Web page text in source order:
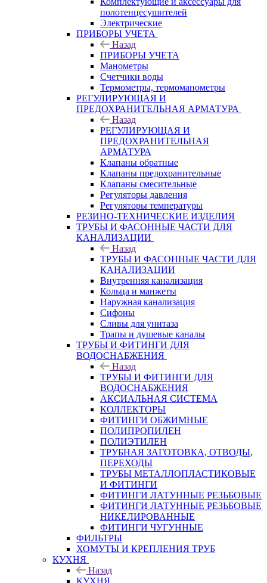
полотенцесушителей
Электрические
ПРИБОРЫ УЧЕТА
Назад
ПРИБОРЫ УЧЕТА
Манометры
Счетчики воды
Термометры, термоманометры
РЕГУЛИРУЮЩАЯ И
ПРЕДОХРАНИТЕЛЬНАЯ АРМАТУРА
Назад
РЕГУЛИРУЮЩАЯ И
ПРЕДОХРАНИТЕЛЬНАЯ
АРМАТУРА
Клапаны обратные
Клапаны предохранительные
Клапаны смесительные
Регуляторы давления
Регуляторы температуры
РЕЗИНО-ТЕХНИЧЕСКИЕ ИЗДЕЛИЯ
ТРУБЫ И ФАСОННЫЕ ЧАСТИ ДЛЯ
КАНАЛИЗАЦИИ
Назад
ТРУБЫ И ФАСОННЫЕ ЧАСТИ ДЛЯ
КАНАЛИЗАЦИИ
Внутренняя канализация
Кольца и манжеты
Наружная канализация
Сифоны
Сливы для унитаза
Трапы и душевые каналы
ТРУБЫ И ФИТИНГИ ДЛЯ
ВОДОСНАБЖЕНИЯ
Назад
ТРУБЫ И ФИТИНГИ ДЛЯ
ВОДОСНАБЖЕНИЯ
АКСИАЛЬНАЯ СИСТЕМА
КОЛЛЕКТОРЫ
ФИТИНГИ ОБЖИМНЫЕ
ПОЛИПРОПИЛЕН
ПОЛИЭТИЛЕН
ТРУБНАЯ ЗАГОТОВКА, ОТВОДЫ,
ПЕРЕХОДЫ
ТРУБЫ МЕТАЛЛОПЛАСТИКОВЫЕ
И ФИТИНГИ
ФИТИНГИ ЛАТУННЫЕ РЕЗЬБОВЫЕ
ФИТИНГИ ЛАТУННЫЕ РЕЗЬБОВЫЕ
НИКЕЛИРОВАННЫЕ
ФИТИНГИ ЧУГУННЫЕ
ФИЛЬТРЫ
ХОМУТЫ И КРЕПЛЕНИЯ ТРУБ
КУХНЯ
Назад
КУХНЯ